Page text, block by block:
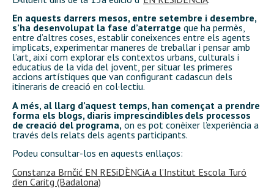
En aquests darrers mesos, entre setembre i desembre,
s’ha desenvolupat la fase d’aterratge que ha permès,
entre d’altres coses, establir coneixences entre els agents
implicats, experimentar maneres de treballar i pensar amb
l’art, així com explorar els contextos urbans, culturals i
educatius de la vida del jovent, per situar les primeres
accions artístiques que van configurant cadascun dels
itineraris de creació en col·lectiu.
A més, al llarg d’aquest temps, han començat a prendre
forma els blogs, diaris imprescindibles dels processos
de creació del programa, on es pot conèixer l’experiència a
través dels relats dels agents participants.
Podeu consultar-los en aquests enllaços:
Constanza Brnčić EN RESiDÈNCiA a l’Institut Escola Turó
d’en Caritg (Badalona)